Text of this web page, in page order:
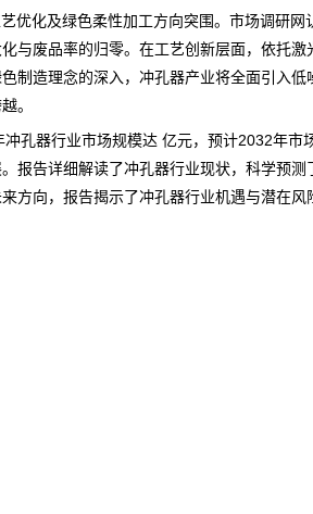
优化及绿色柔性加工方向突围。市场调研网
废品率的归零。在工艺创新层面，依托
造理念的深入，冲孔器产业将全面引入
。
冲孔器行业市场规模达 亿元，预计2032年
报告详细解读了冲孔器行业现状，科学预测
方向，报告揭示了冲孔器行业机遇与潜在